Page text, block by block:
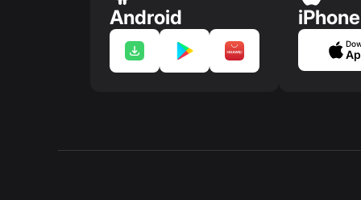
Android iPhone